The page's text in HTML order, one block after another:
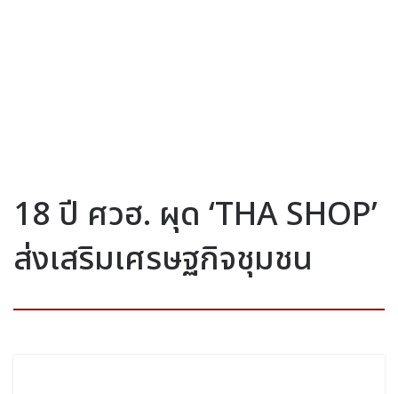
18 ปี ศวฮ. ผุด ‘THA SHOP’
ส่งเสริมเศรษฐกิจชุมชน